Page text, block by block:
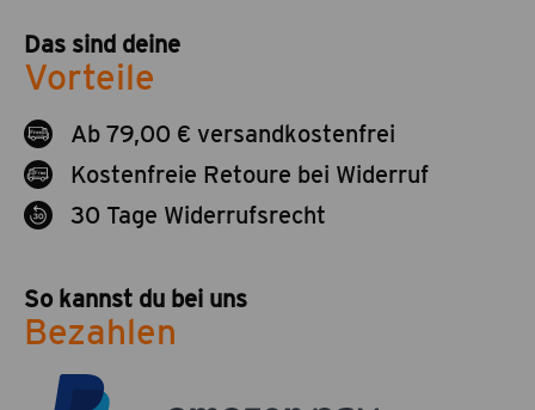
Das sind deine
Vorteile
Ab 79,00 € versandkostenfrei
Kostenfreie Retoure bei Widerruf
30 Tage Widerrufsrecht
So kannst du bei uns
Bezahlen